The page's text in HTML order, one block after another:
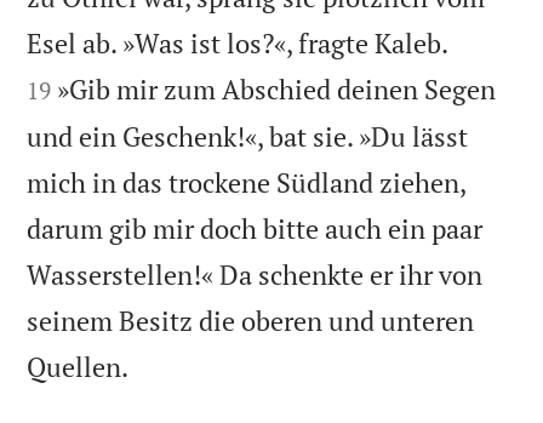
Esel ab. »Was ist los?«, fragte Kaleb.
19 »Gib mir zum Abschied deinen Segen
und ein Geschenk!«, bat sie. »Du lässt
mich in das trockene Südland ziehen,
darum gib mir doch bitte auch ein paar
Wasserstellen!« Da schenkte er ihr von
seinem Besitz die oberen und unteren
Quellen.